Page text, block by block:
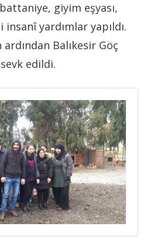
giyim eşyası,
yardımlar yapıldı.
Balıkesir Göç
edildi.